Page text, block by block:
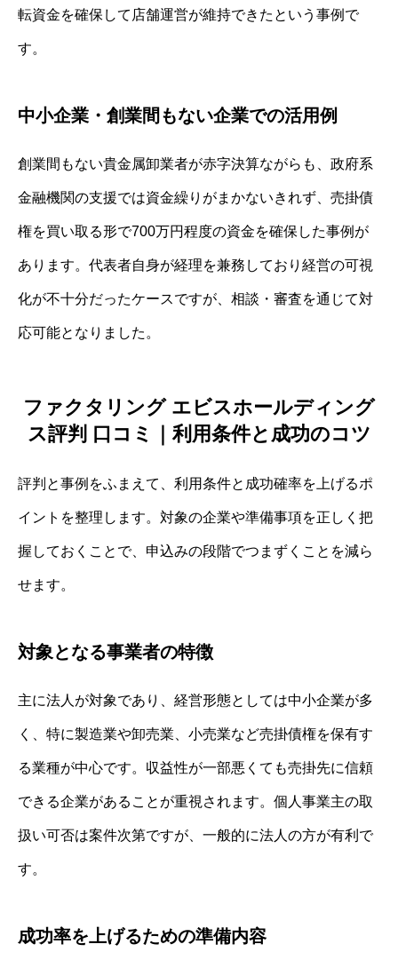
転資金を確保して店舗運営が維持できたという事例で
す。
中小企業・創業間もない企業での活用例
創業間もない貴金属卸業者が赤字決算ながらも、政府系
金融機関の支援では資金繰りがまかないきれず、売掛債
権を買い取る形で700万円程度の資金を確保した事例が
あります。代表者自身が経理を兼務しており経営の可視
化が不十分だったケースですが、相談・審査を通じて対
応可能となりました。
ファクタリング エビスホールディング
ス評判 口コミ｜利用条件と成功のコツ
評判と事例をふまえて、利用条件と成功確率を上げるポ
イントを整理します。対象の企業や準備事項を正しく把
握しておくことで、申込みの段階でつまずくことを減ら
せます。
対象となる事業者の特徴
主に法人が対象であり、経営形態としては中小企業が多
く、特に製造業や卸売業、小売業など売掛債権を保有す
る業種が中心です。収益性が一部悪くても売掛先に信頼
できる企業があることが重視されます。個人事業主の取
扱い可否は案件次第ですが、一般的に法人の方が有利で
す。
成功率を上げるための準備内容